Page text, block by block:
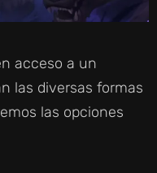
acceso a un
las diversas formas
las opciones